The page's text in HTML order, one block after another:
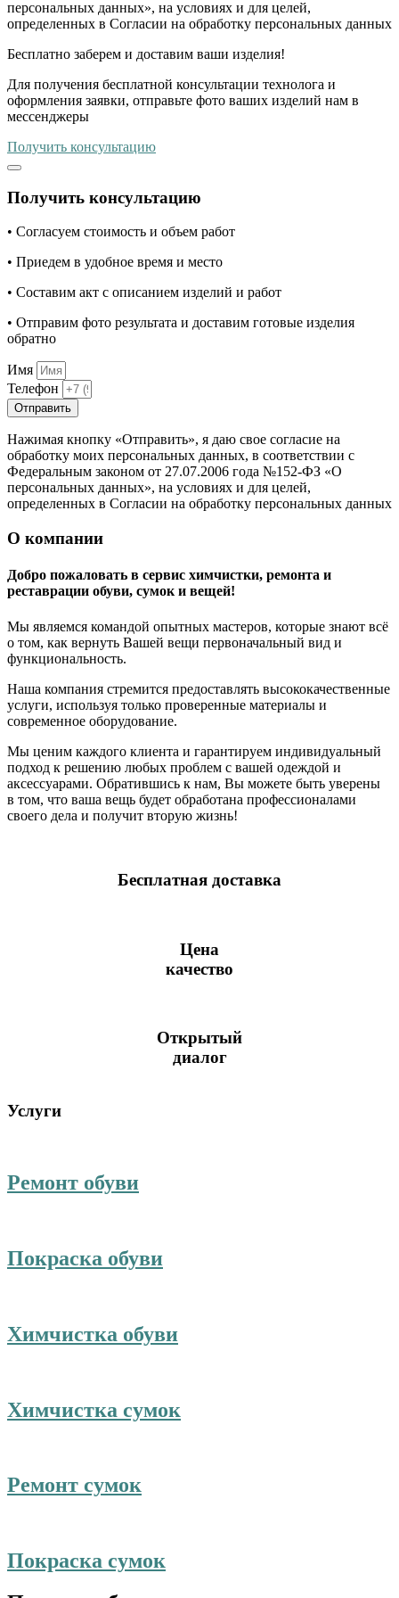
персональных данных», на условиях и для целей,
определенных в Согласии на обработку персональных данных
Бесплатно заберем и доставим ваши изделия!
Для получения бесплатной консультации технолога и
оформления заявки, отправьте фото ваших изделий нам в
мессенджеры
Получить консультацию
Получить консультацию
• Согласуем стоимость и объем работ
• Приедем в удобное время и место
• Составим акт с описанием изделий и работ
• Отправим фото результата и доставим готовые изделия
обратно
Имя
Телефон
Отправить
Нажимая кнопку «Отправить», я даю свое согласие на
обработку моих персональных данных, в соответствии с
Федеральным законом от 27.07.2006 года №152-ФЗ «О
персональных данных», на условиях и для целей,
определенных в Согласии на обработку персональных данных
О компании
Добро пожаловать в сервис химчистки, ремонта и
реставрации обуви, сумок и вещей!
Мы являемся командой опытных мастеров, которые знают всё
о том, как вернуть Вашей вещи первоначальный вид и
функциональность.
Наша компания стремится предоставлять высококачественные
услуги, используя только проверенные материалы и
современное оборудование.
Мы ценим каждого клиента и гарантируем индивидуальный
подход к решению любых проблем с вашей одеждой и
аксессуарами. Обратившись к нам, Вы можете быть уверены
в том, что ваша вещь будет обработана профессионалами
своего дела и получит вторую жизнь!
Бесплатная доставка
Цена
качество
Открытый
диалог
Услуги
Ремонт обуви
Покраска обуви
Химчистка обуви
Химчистка сумок
Ремонт сумок
Покраска сумок